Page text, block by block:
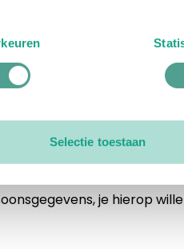
Selectie toestaan
enkel die gegevens die
verwerkt;
hebben voor de
hebben genomen zodat de
tenzij dit nodig is voor
je hierop